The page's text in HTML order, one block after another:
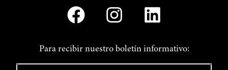
Para recibir nuestro boletín informativo: